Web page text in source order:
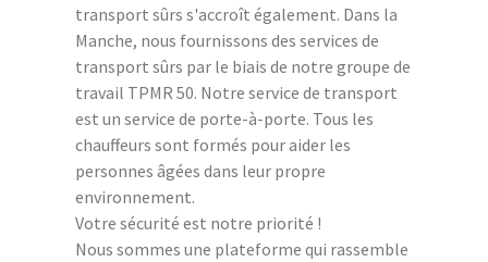
transport sûrs s'accroît également. Dans la
Manche, nous fournissons des services de
transport sûrs par le biais de notre groupe de
travail TPMR 50. Notre service de transport
est un service de porte-à-porte. Tous les
chauffeurs sont formés pour aider les
personnes âgées dans leur propre
environnement.
Votre sécurité est notre priorité !
Nous sommes une plateforme qui rassemble